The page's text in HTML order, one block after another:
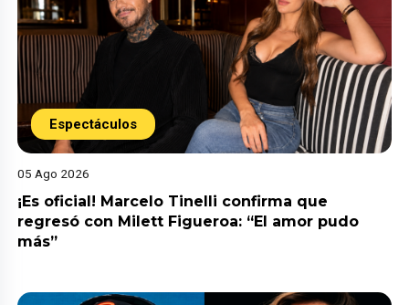
Espectáculos
05 Ago 2026
¡Es oficial! Marcelo Tinelli confirma que
regresó con Milett Figueroa: “El amor pudo
más”